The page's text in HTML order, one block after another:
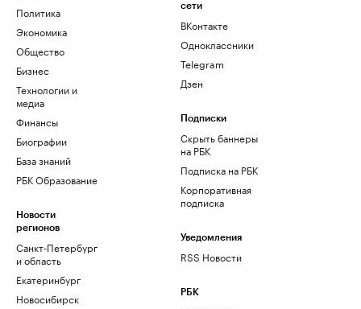
Политика
Экономика
Общество
Бизнес
Технологии и
медиа
Финансы
Биографии
База знаний
РБК Образование
Новости
регионов
Санкт-Петербург
и область
Екатеринбург
Новосибирск
сети
ВКонтакте
Одноклассники
Telegram
Дзен
Подписки
Скрыть баннеры
на РБК
Подписка на РБК
Корпоративная
подписка
Уведомления
RSS Новости
РБК